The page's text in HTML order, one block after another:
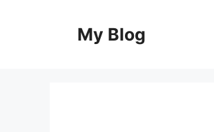
My Blog